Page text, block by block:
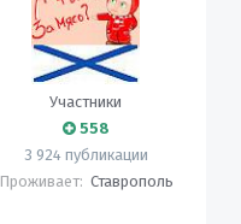
Участники
558
3 924 публикации
Проживает: Ставрополь